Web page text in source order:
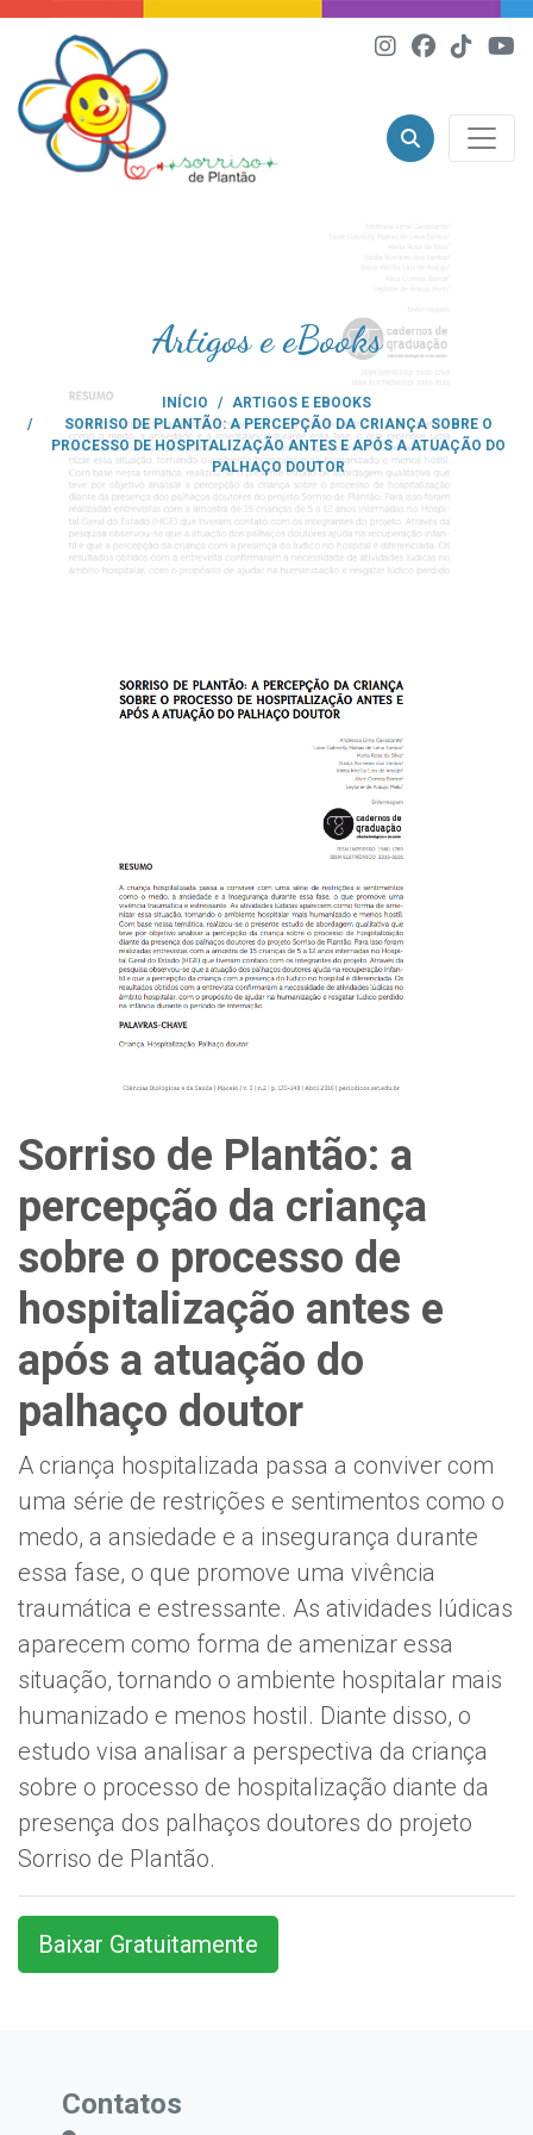
Artigos e eBooks
INÍCIO
ARTIGOS E EBOOKS
SORRISO DE PLANTÃO: A PERCEPÇÃO DA CRIANÇA SOBRE O
PROCESSO DE HOSPITALIZAÇÃO ANTES E APÓS A ATUAÇÃO DO
PALHAÇO DOUTOR
Sorriso de Plantão: a
percepção da criança
sobre o processo de
hospitalização antes e
após a atuação do
palhaço doutor
A criança hospitalizada passa a conviver com
uma série de restrições e sentimentos como o
medo, a ansiedade e a insegurança durante
essa fase, o que promove uma vivência
traumática e estressante. As atividades lúdicas
aparecem como forma de amenizar essa
situação, tornando o ambiente hospitalar mais
humanizado e menos hostil. Diante disso, o
estudo visa analisar a perspectiva da criança
sobre o processo de hospitalização diante da
presença dos palhaços doutores do projeto
Sorriso de Plantão.
Baixar Gratuitamente
Contatos